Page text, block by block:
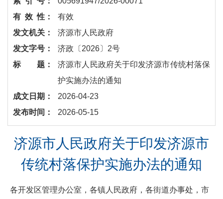
有 效 性：
有效
发文机关：
济源市人民政府
发文字号：
济政〔2026〕2号
标 题：
​济源市人民政府关于印发济源市传统村落保
护实施办法的通知
成文日期：
2026-04-23
发布时间：
2026-05-15
济源市人民政府关于印发济源市
传统村落保护实施办法的通知
各开发区管理办公室，各镇人民政府，各街道办事处，市